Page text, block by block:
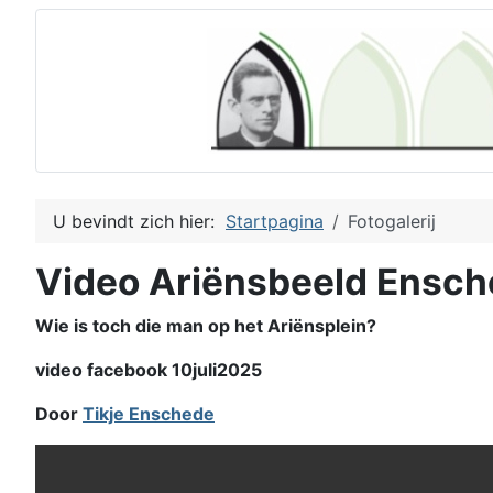
U bevindt zich hier: Startpagina Fotogalerij
Video Ariënsbeeld
Wie is toch die man op het Ariënsplein?
video facebook 10juli2025
Door Tikje Enschede